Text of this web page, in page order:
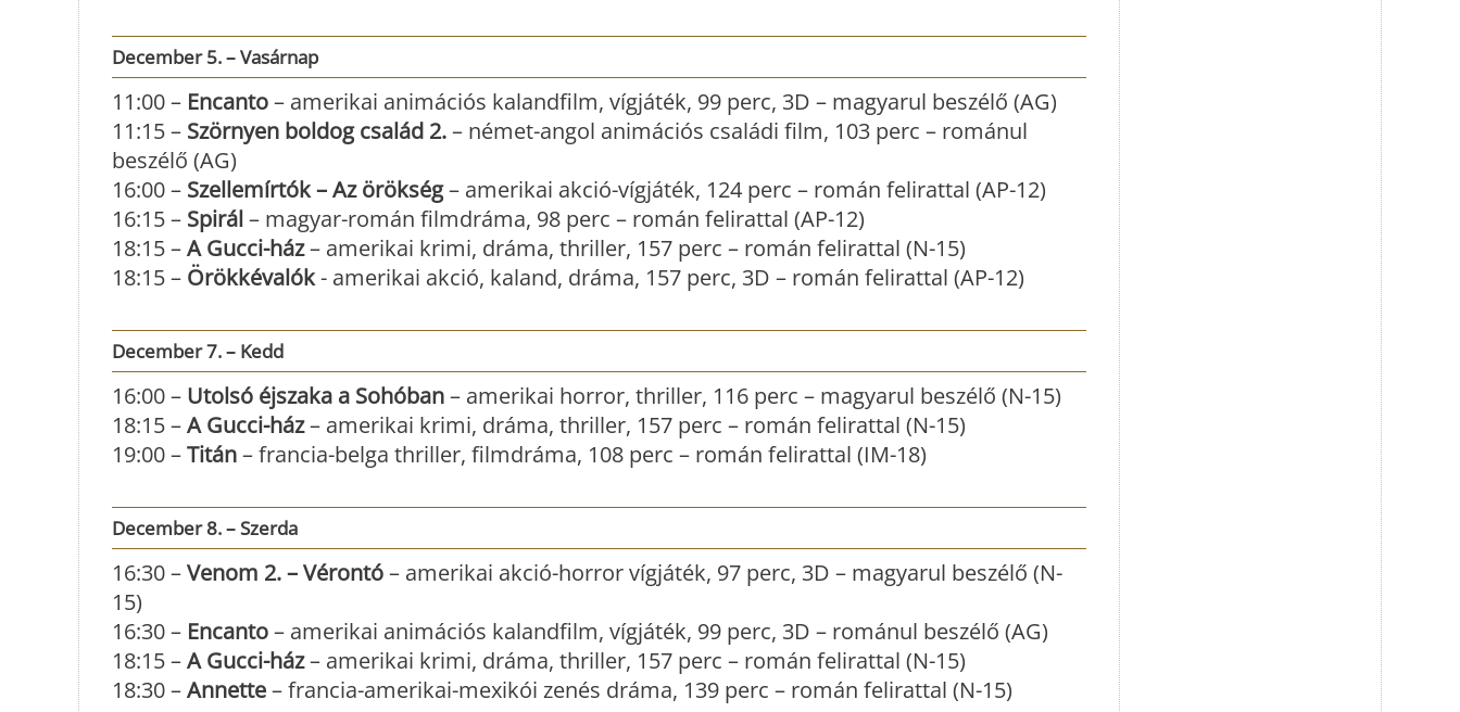
December 5. – Vasárnap
11:00 – Encanto– amerikai animációs kalandfilm, vígjáték, 99 perc, 3D – magyarul beszélő (AG)
11:15 – Szörnyen boldog család 2.– német-angol animációs családi film, 103 perc – románul
beszélő (AG)
16:00 – Szellemírtók – Az örökség– amerikai akció-vígjáték, 124 perc – román felirattal (AP-12)
16:15 – Spirál– magyar-román filmdráma, 98 perc – román felirattal (AP-12)
18:15 –A Gucci-ház– amerikai krimi, dráma, thriller, 157 perc – román felirattal (N-15)
18:15 – Örökkévalók- amerikai akció, kaland, dráma, 157 perc, 3D – román felirattal (AP-12)
December 7. – Kedd
16:00 – Utolsó éjszaka a Sohóban– amerikai horror, thriller, 116 perc – magyarul beszélő (N-15)
18:15 –A Gucci-ház– amerikai krimi, dráma, thriller, 157 perc – román felirattal (N-15)
19:00 –Titán– francia-belga thriller, filmdráma, 108 perc – román felirattal (IM-18)
December 8. – Szerda
16:30 –Venom 2. – Vérontó– amerikai akció-horror vígjáték, 97 perc, 3D – magyarul beszélő (N-
15)
16:30 – Encanto– amerikai animációs kalandfilm, vígjáték, 99 perc, 3D – románul beszélő (AG)
18:15 –A Gucci-ház– amerikai krimi, dráma, thriller, 157 perc – román felirattal (N-15)
18:30 –Annette– francia-amerikai-mexikói zenés dráma, 139 perc – román felirattal (N-15)